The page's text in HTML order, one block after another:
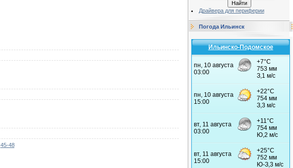
45-48
Драйвера для периферии
Погода Ильинск
Ильинско-Подомское